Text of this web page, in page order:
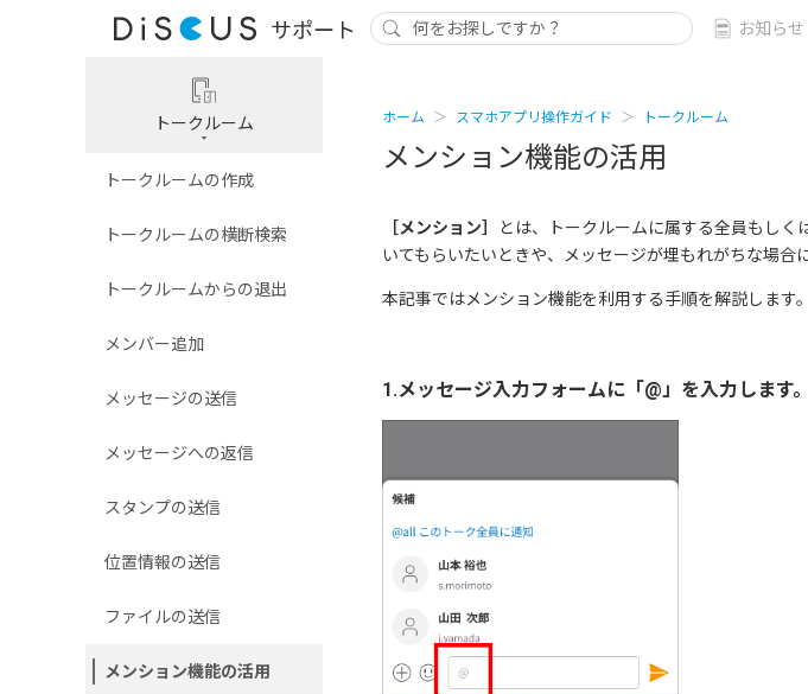
お知らせ
トークルーム
トークルームの作成
トークルームの横断検索
トークルームからの退出
メンバー追加
メッセージの送信
メッセージへの返信
スタンプの送信
位置情報の送信
ファイルの送信
メンション機能の活用
ホーム スマホアプリ操作ガイド トークルーム
メンション機能の活用
［メンション］ とは、トークルームに属する全員もしく
いてもらいたいときや、メッセージが埋もれがちな場合
本記事ではメンション機能を利用する手順を解説します。
1.メッセージ入力フォームに「@」を入力します。